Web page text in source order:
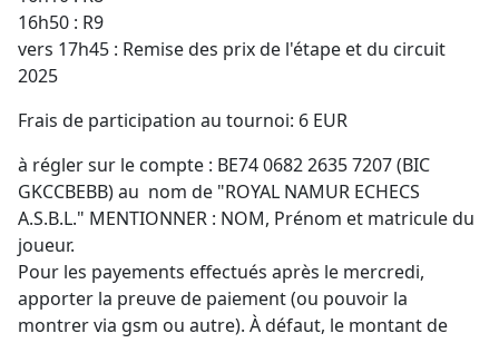
16h50 : R9
vers 17h45 : Remise des prix de l'étape et du circuit
2025
Frais de participation au tournoi: 6 EUR
à régler sur le compte : BE74 0682 2635 7207 (BIC
GKCCBEBB) au nom de "ROYAL NAMUR ECHECS
A.S.B.L." MENTIONNER : NOM, Prénom et matricule du
joueur.
Pour les payements effectués après le mercredi,
apporter la preuve de paiement (ou pouvoir la
montrer via gsm ou autre). À défaut, le montant de